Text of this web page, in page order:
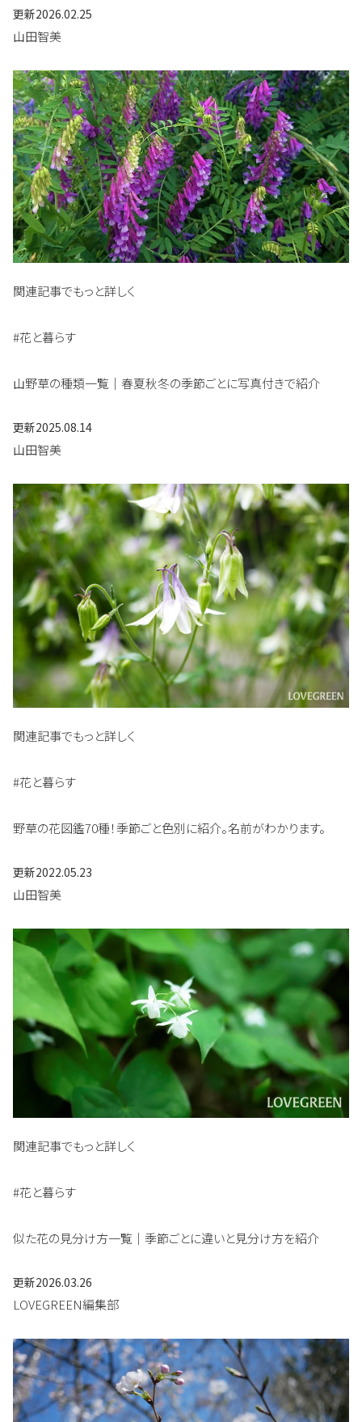
更新2026.02.25
山田智美
関連記事でもっと詳しく
#花と暮らす
山野草の種類一覧｜春夏秋冬の季節ごとに写真付きで紹介
更新2025.08.14
山田智美
関連記事でもっと詳しく
#花と暮らす
野草の花図鑑70種！季節ごと色別に紹介。名前がわかります。
更新2022.05.23
山田智美
関連記事でもっと詳しく
#花と暮らす
似た花の見分け方一覧｜季節ごとに違いと見分け方を紹介
更新2026.03.26
LOVEGREEN編集部